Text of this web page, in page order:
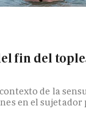
fin del
de la
en el sujetador